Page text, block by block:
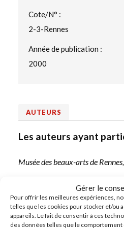
Gérer le
Pour offrir les meilleures expériences,
telles que les cookies pour stocker et/ou
appareils. Le fait de consentir à ces
des données telles que le comportement
Cote/N° :
2-3-Rennes
Année de publication :
2000
AUTEURS
Les auteurs ayant
Musée des beaux-arts de
PRÉCÉDENT
Musée François Pompon